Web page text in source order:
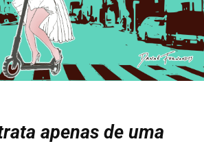
apenas de uma